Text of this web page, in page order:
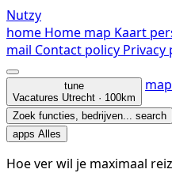
Nutzy
home Home map Kaart
mail Contact policy Privacy
tune
Vacatures Utrecht · 100km
map
Zoek functies, bedrijven... search
apps Alles
Hoe ver wil je maximaal